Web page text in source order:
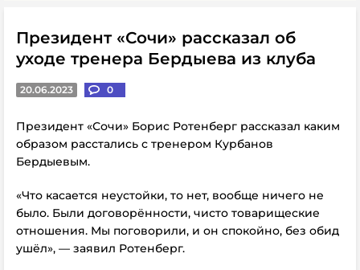
Президент «Сочи» рассказал об
уходе тренера Бердыева из клуба
20.06.2023 0
Президент «Сочи» Борис Ротенберг рассказал каким
образом расстались с тренером Курбанов
Бердыевым.
«Что касается неустойки, то нет, вообще ничего не
было. Были договорённости, чисто товарищеские
отношения. Мы поговорили, и он спокойно, без обид
ушёл», — заявил Ротенберг.